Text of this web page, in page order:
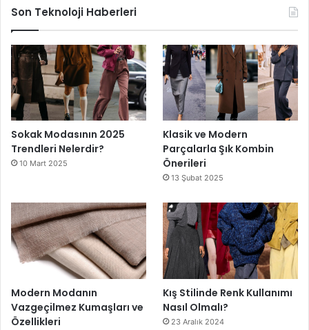
Son Teknoloji Haberleri
Sokak Modasının 2025
Trendleri Nelerdir?
10 Mart 2025
Klasik ve Modern
Parçalarla Şık Kombin
Önerileri
13 Şubat 2025
Modern Modanın
Vazgeçilmez Kumaşları ve
Özellikleri
Kış Stilinde Renk Kullanımı
Nasıl Olmalı?
23 Aralık 2024